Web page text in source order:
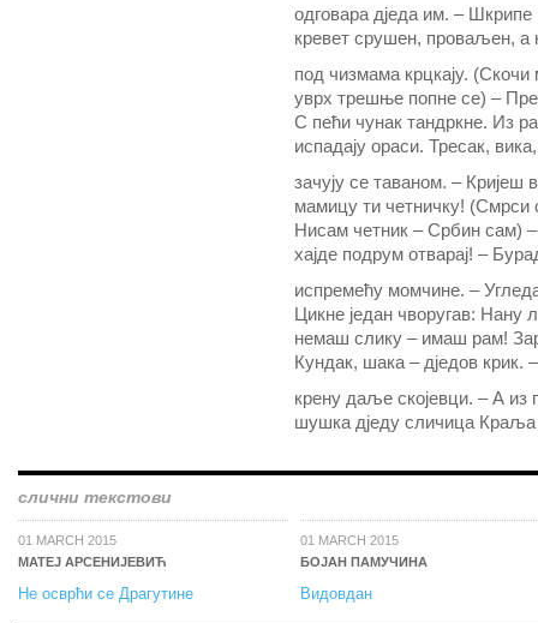
одговара дједа им. –
кревет срушен, проваљен, а
под чизмама крцкају. (Скочи
уврх трешње попне се) –
C пећи чунак тандркне. Из
испадају ораси. Тресак,
зачују се таваном. – Кријеш
мамицу ти четничку! (Смрси
Нисам четник – Србин сам)
хајде подрум отварај! –
испремећу момчине. –
Цикне један чворугав: Нану
немаш слику – имаш рам!
Кундак, шака – дједов крик.
крену даље скојевци. – А из
шушка дједу сличица Краља
слични текстови
01 MARCH 2015
МАТЕЈ АРСЕНИЈЕВИЋ
Не осврћи се Драгутине
01 MARCH 2015
БОЈАН ПАМУЧИНА
Видовдан